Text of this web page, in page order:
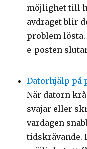
möjlighet till
avdraget blir
problem lösta.
e-posten
Datorhjälp på
När datorn
svajar eller
vardagen
tidskrävande.